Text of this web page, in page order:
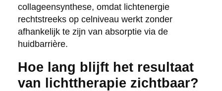
collageensynthese, omdat lichtenergie
rechtstreeks op celniveau werkt zonder
afhankelijk te zijn van absorptie via de
huidbarrière.
Hoe lang blijft het resultaat
van lichttherapie zichtbaar?